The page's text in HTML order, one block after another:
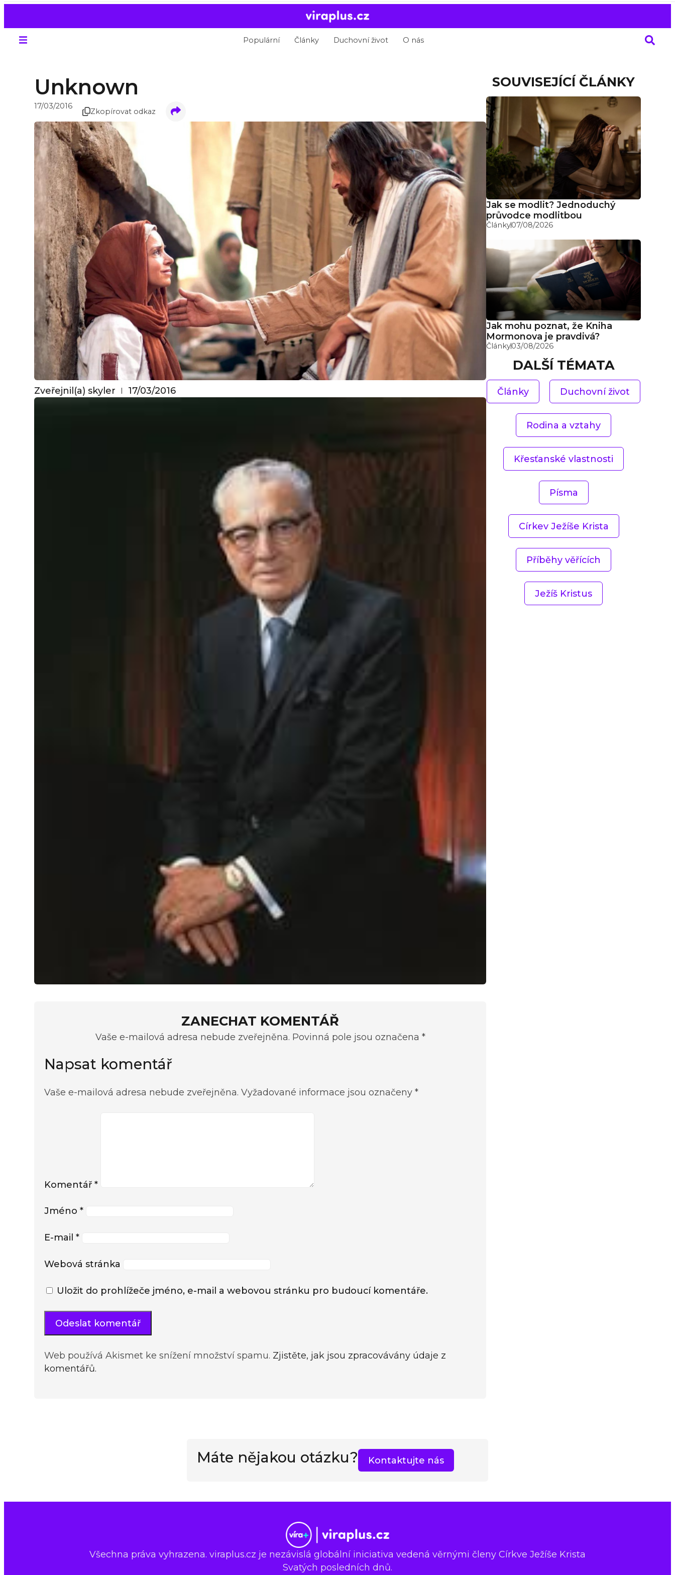
Populární Články Duchovní život O nás
Unknown
17/03/2016
Zkopírovat odkaz
Zveřejnil(a) skyler 17/03/2016
ZANECHAT KOMENTÁŘ
Vaše e-mailová adresa nebude zveřejněna. Povinná pole jsou označena *
Napsat komentář
Vaše e-mailová adresa nebude zveřejněna. Vyžadované informace jsou označeny*
Komentář*
Jméno*
E-mail*
Webová stránka
Uložit do prohlížeče jméno, e-mail a webovou stránku pro budoucí komentáře.
Web používá Akismet ke snížení množství spamu. Zjistěte, jak jsou zpracovávány údaje z
komentářů.
SOUVISEJÍCÍ ČLÁNKY
Jak se modlit? Jednoduchý
průvodce modlitbou
Články07/08/2026
Jak mohu poznat, že Kniha
Mormonova je pravdivá?
Články03/08/2026
DALŠÍ TÉMATA
Články Duchovní život
Rodina a vztahy
Křesťanské vlastnosti
Písma
Církev Ježíše Krista
Příběhy věřících
Ježíš Kristus
Máte nějakou otázku? Kontaktujte nás
Všechna práva vyhrazena. viraplus.cz je nezávislá globální iniciativa vedená věrnými členy Církve Ježíše Krista
Svatých posledních dnů.